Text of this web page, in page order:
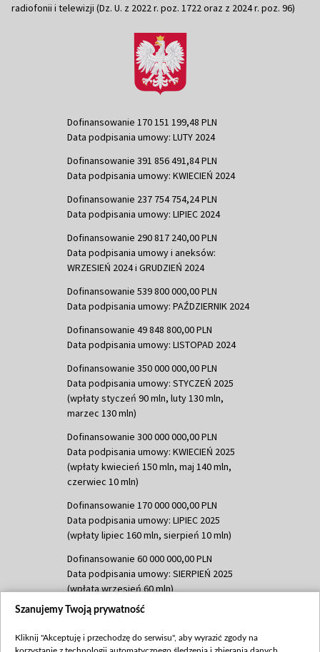
radiofonii i telewizji (Dz. U. z 2022 r. poz. 1722 oraz z 2024 r. poz. 96)
Dofinansowanie 170 151 199,48 PLN
Data podpisania umowy: LUTY 2024
Dofinansowanie 391 856 491,84 PLN
Data podpisania umowy: KWIECIEŃ 2024
Dofinansowanie 237 754 754,24 PLN
Data podpisania umowy: LIPIEC 2024
Dofinansowanie 290 817 240,00 PLN
Data podpisania umowy i aneksów:
WRZESIEŃ 2024 i GRUDZIEŃ 2024
Dofinansowanie 539 800 000,00 PLN
Data podpisania umowy: PAŹDZIERNIK 2024
Dofinansowanie 49 848 800,00 PLN
Data podpisania umowy: LISTOPAD 2024
Dofinansowanie 350 000 000,00 PLN
Data podpisania umowy: STYCZEŃ 2025
(wpłaty styczeń 90 mln, luty 130 mln,
marzec 130 mln)
Dofinansowanie 300 000 000,00 PLN
Data podpisania umowy: KWIECIEŃ 2025
(wpłaty kwiecień 150 mln, maj 140 mln,
czerwiec 10 mln)
Dofinansowanie 170 000 000,00 PLN
Data podpisania umowy: LIPIEC 2025
(wpłaty lipiec 160 mln, sierpień 10 mln)
Dofinansowanie 60 000 000,00 PLN
Data podpisania umowy: SIERPIEŃ 2025
(wpłata wrzesień 60 mln)
Dofinansowanie 635 783 051,21 PLN
(wpłata wrzesień 100 mln, październik 350
Szanujemy Twoją prywatność
Kliknij "Akceptuję i przechodzę do serwisu", aby wyrazić zgody na